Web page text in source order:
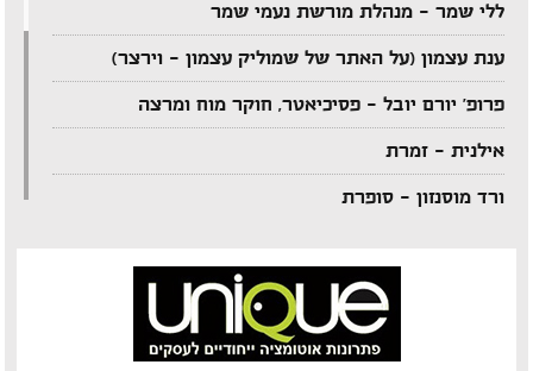
ללי שמר – מנהלת מורשת נעמי שמר
ענת עצמון (על האתר של שמוליק עצמון – וירצר)
פרופ' יורם יובל – פסיכיאטר, חוקר מוח ומרצה
אילנית – זמרת
ורד מוסנזון – סופרת
אביהו מדינה – מוזיקאי ויוצר
יענקל'ה רוטבליט – איש כותב